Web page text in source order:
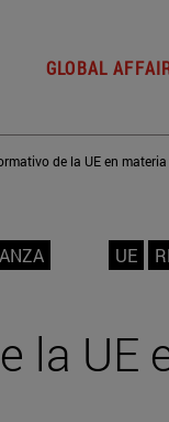
GLOBAL
UE
la UE